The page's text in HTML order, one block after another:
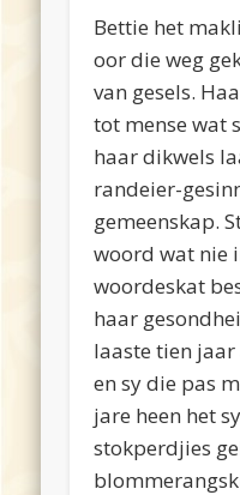
Bettie het
oor die weg
van gesels.
tot mense wat
haar dikwels
randeier-
gemeenskap.
woord wat nie
woordeskat
haar
laaste tien
en sy die pas
jare heen het
stokperdjies